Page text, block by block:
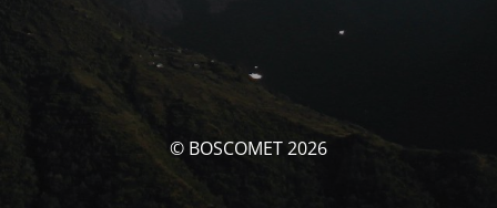
© BOSCOMET 2026